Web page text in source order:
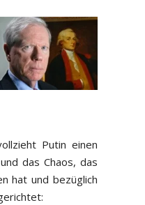
Putin einen
das Chaos, das
hat und bezüglich